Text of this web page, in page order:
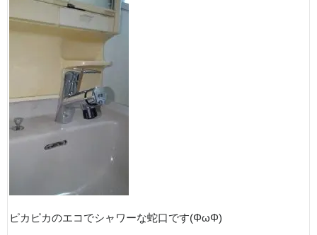
ピカピカのエコでシャワーな蛇口です(ΦωΦ)